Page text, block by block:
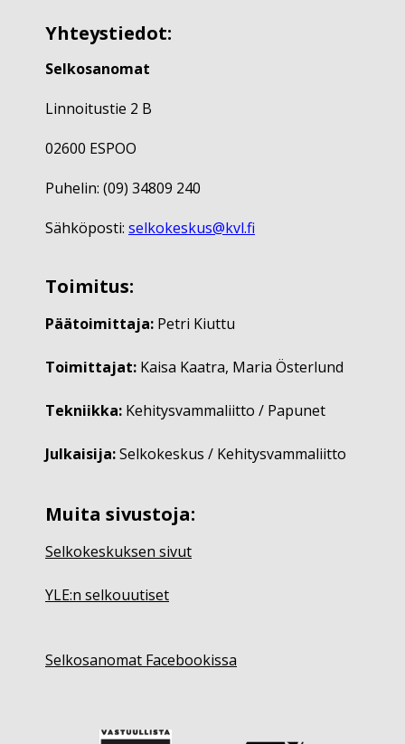
Yhteystiedot:
Selkosanomat
Linnoitustie 2 B
02600 ESPOO
Puhelin: (09) 34809 240
Sähköposti: selkokeskus@kvl.fi
Toimitus:
Päätoimittaja: Petri Kiuttu
Toimittajat: Kaisa Kaatra, Maria Österlund
Tekniikka: Kehitysvammaliitto / Papunet
Julkaisija:Selkokeskus / Kehitysvammaliitto
Muita sivustoja:
Selkokeskuksen sivut
YLE:n selkouutiset
Selkosanomat Facebookissa